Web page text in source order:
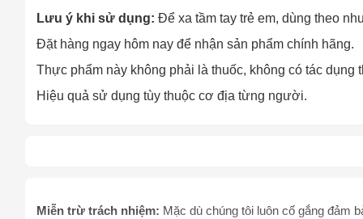
Lưu ý khi sử dụng: Để xa tầm tay trẻ em, dùng theo
Đặt hàng ngay hôm nay để nhận sản phẩm chính hãng.
Thực phẩm này không phải là thuốc, không có tác dụng
Hiệu quả sử dụng tùy thuộc cơ địa từng người.
Miễn trừ trách nhiệm: Mặc dù chúng tôi luôn cố gắng đảm